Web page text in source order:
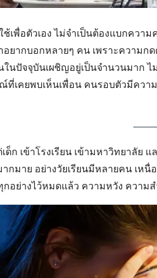
ช้เพื่อตัวเอง ไม่จำเป็นต้องแบกคว
อยากบอกหลายๆ คน เพราะความก
นปัจจุบันเผชิญอยู่เป็นจำนวนมาก ไ
ที่เคยพบเห็นเพื่อน คนรอบตัวมีควา
เด็ก เข้าโรงเรียน เข้ามหาวิทยาลัย
ากมาย อย่างวัยเรียนมีหลายคน เห
อย่างไว้หมดแล้ว ความหวัง ความ